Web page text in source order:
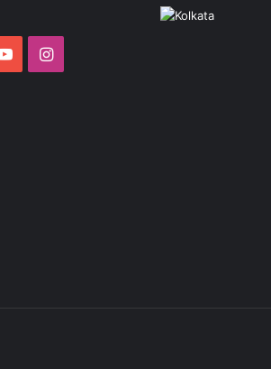
YouTubeInstagram